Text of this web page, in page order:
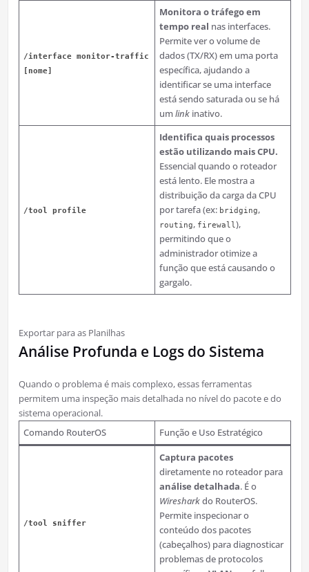
/interface monitor-traffic
[nome]
Monitora o tráfego em
tempo real nas interfaces.
Permite ver o volume de
dados (TX/RX) em uma porta
específica, ajudando a
identificar se uma interface
está sendo saturada ou se há
umlink inativo.
/tool profile
Identifica quais processos
estão utilizando mais CPU.
Essencial quando o roteador
está lento. Ele mostra a
distribuição da carga da CPU
por tarefa (ex: bridging,
routing, firewall),
permitindo que o
administrador otimize a
função que está causando o
gargalo.
Exportar para as Planilhas
Análise Profunda e Logs do Sistema
Quando o problema é mais complexo, essas ferramentas
permitem uma inspeção mais detalhada no nível do pacote e do
sistema operacional.
Comando RouterOS
Função e Uso Estratégico
/tool sniffer
Captura pacotes
diretamente no roteador para
análise detalhada. É o
Wiresharkdo RouterOS.
Permite inspecionar o
conteúdo dos pacotes
(cabeçalhos) para diagnosticar
problemas de protocolos